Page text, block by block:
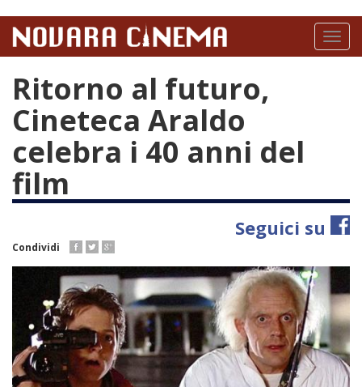
contenuto
Toggle
Ritorno al futuro,
Cineteca Araldo
celebra i 40 anni del
film
Seguici su
Condividi